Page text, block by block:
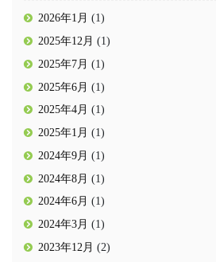
2026年1月 (1)
2025年12月 (1)
2025年7月 (1)
2025年6月 (1)
2025年4月 (1)
2025年1月 (1)
2024年9月 (1)
2024年8月 (1)
2024年6月 (1)
2024年3月 (1)
2023年12月 (2)